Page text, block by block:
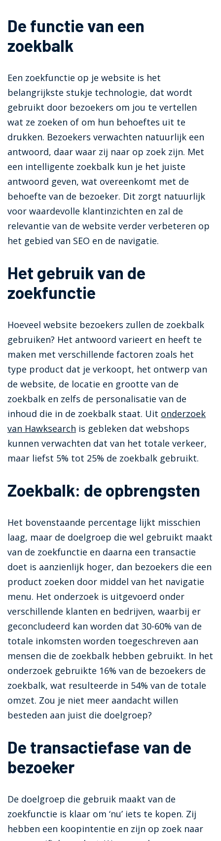
De functie van een
zoekbalk
Een zoekfunctie op je website is het
belangrijkste stukje technologie, dat wordt
gebruikt door bezoekers om jou te vertellen
wat ze zoeken of om hun behoeftes uit te
drukken. Bezoekers verwachten natuurlijk een
antwoord, daar waar zij naar op zoek zijn. Met
een intelligente zoekbalk kun je het juiste
antwoord geven, wat overeenkomt met de
behoefte van de bezoeker. Dit zorgt natuurlijk
voor waardevolle klantinzichten en zal de
relevantie van de website verder verbeteren op
het gebied van SEO en de navigatie.
Het gebruik van de
zoekfunctie
Hoeveel website bezoekers zullen de zoekbalk
gebruiken? Het antwoord varieert en heeft te
maken met verschillende factoren zoals het
type product dat je verkoopt, het ontwerp van
de website, de locatie en grootte van de
zoekbalk en zelfs de personalisatie van de
inhoud die in de zoekbalk staat. Uit onderzoek
van Hawksearch is gebleken dat webshops
kunnen verwachten dat van het totale verkeer,
maar liefst 5% tot 25% de zoekbalk gebruikt.
Zoekbalk: de opbrengsten
Het bovenstaande percentage lijkt misschien
laag, maar de doelgroep die wel gebruikt maakt
van de zoekfunctie en daarna een transactie
doet is aanzienlijk hoger, dan bezoekers die een
product zoeken door middel van het navigatie
menu. Het onderzoek is uitgevoerd onder
verschillende klanten en bedrijven, waarbij er
geconcludeerd kan worden dat 30-60% van de
totale inkomsten worden toegeschreven aan
mensen die de zoekbalk hebben gebruikt. In het
onderzoek gebruikte 16% van de bezoekers de
zoekbalk, wat resulteerde in 54% van de totale
omzet. Zou je niet meer aandacht willen
besteden aan juist die doelgroep?
De transactiefase van de
bezoeker
De doelgroep die gebruik maakt van de
zoekfunctie is klaar om ‘nu’ iets te kopen. Zij
hebben een koopintentie en zijn op zoek naar